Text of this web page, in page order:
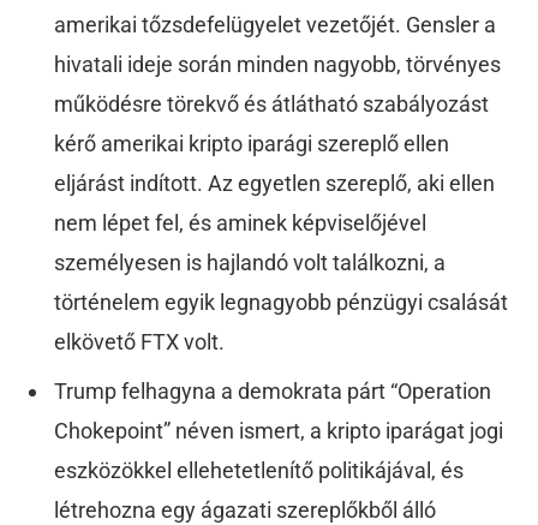
amerikai tőzsdefelügyelet vezetőjét. Gensler a
hivatali ideje során minden nagyobb, törvényes
működésre törekvő és átlátható szabályozást
kérő amerikai kripto iparági szereplő ellen
eljárást indított. Az egyetlen szereplő, aki ellen
nem lépet fel, és aminek képviselőjével
személyesen is hajlandó volt találkozni, a
történelem egyik legnagyobb pénzügyi csalását
elkövető FTX volt.
Trump felhagyna a demokrata párt “Operation
Chokepoint” néven ismert, a kripto iparágat jogi
eszközökkel ellehetetlenítő politikájával, és
létrehozna egy ágazati szereplőkből álló